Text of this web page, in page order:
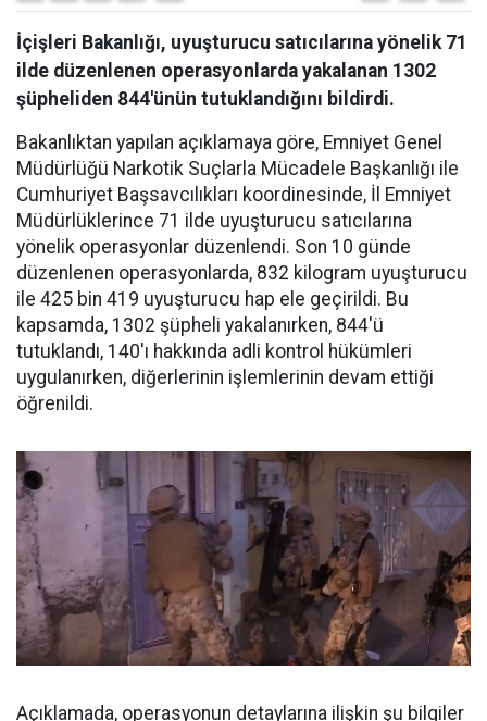
İçişleri Bakanlığı, uyuşturucu satıcılarına yönelik 71
ilde düzenlenen operasyonlarda yakalanan 1302
şüpheliden 844'ünün tutuklandığını bildirdi.
Bakanlıktan yapılan açıklamaya göre, Emniyet Genel
Müdürlüğü Narkotik Suçlarla Mücadele Başkanlığı ile
Cumhuriyet Başsavcılıkları koordinesinde, İl Emniyet
Müdürlüklerince 71 ilde uyuşturucu satıcılarına
yönelik operasyonlar düzenlendi. Son 10 günde
düzenlenen operasyonlarda, 832 kilogram uyuşturucu
ile 425 bin 419 uyuşturucu hap ele geçirildi. Bu
kapsamda, 1302 şüpheli yakalanırken, 844'ü
tutuklandı, 140'ı hakkında adli kontrol hükümleri
uygulanırken, diğerlerinin işlemlerinin devam ettiği
öğrenildi.
Açıklamada, operasyonun detaylarına ilişkin şu bilgiler